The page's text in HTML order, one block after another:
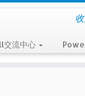
流中心